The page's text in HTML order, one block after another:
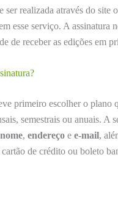
ser realizada através do site
esse serviço. A assinatura
de receber as edições em
primeiro escolher o plano
semestrais ou anuais. A
nome, endereço e e-mail,
de crédito ou boleto